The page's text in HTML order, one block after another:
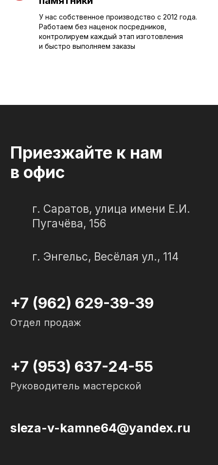
У нас собственное производство с 2012 года.
Работаем без наценок посредников,
контролируем каждый этап изготовления
и быстро выполняем заказы
СЛЕЗА В
КАМНЕ
644910038492
Политика конфиденциальности